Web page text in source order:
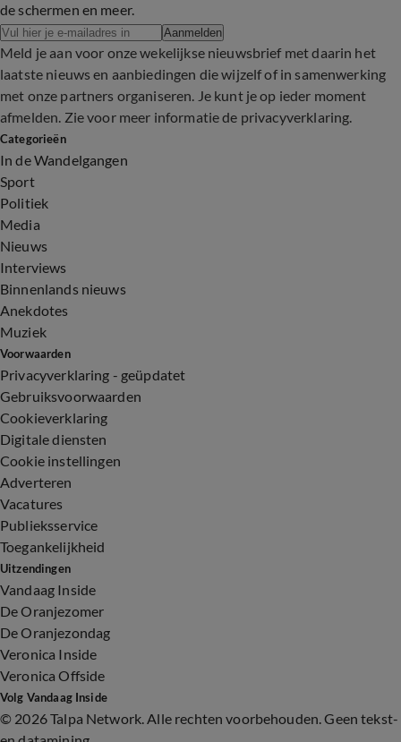
de schermen en meer.
Aanmelden
Meld je aan voor onze wekelijkse nieuwsbrief met daarin het
laatste nieuws en aanbiedingen die wijzelf of in samenwerking
met onze partners organiseren. Je kunt je op ieder moment
afmelden. Zie voor meer informatie de privacyverklaring.
Categorieën
In de Wandelgangen
Sport
Politiek
Media
Nieuws
Interviews
Binnenlands nieuws
Anekdotes
Muziek
Voorwaarden
Privacyverklaring - geüpdatet
Gebruiksvoorwaarden
Cookieverklaring
Digitale diensten
Cookie instellingen
Adverteren
Vacatures
Publieksservice
Toegankelijkheid
Uitzendingen
Vandaag Inside
De Oranjezomer
De Oranjezondag
Veronica Inside
Veronica Offside
Volg Vandaag Inside
© 2026 Talpa Network. Alle rechten voorbehouden. Geen tekst-